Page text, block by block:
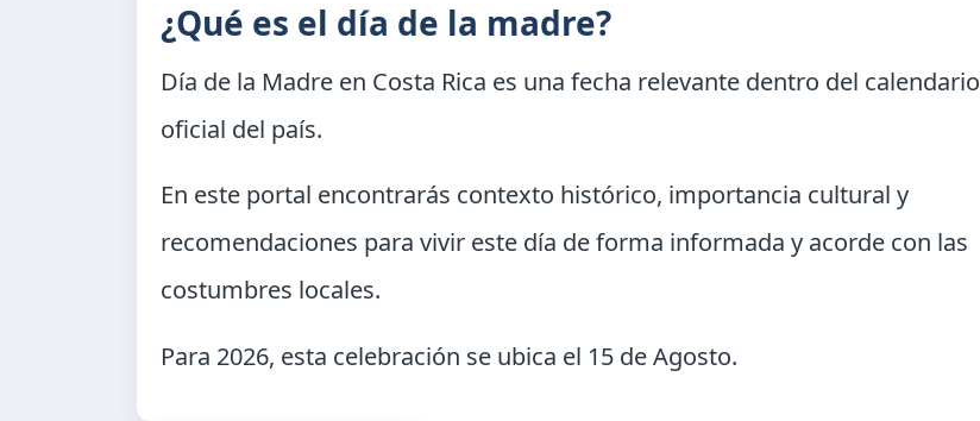
¿Qué es el día de la madre?
Día de la Madre en Costa Rica es una fecha relevante dentro del calendario
oficial del país.
En este portal encontrarás contexto histórico, importancia cultural y
recomendaciones para vivir este día de forma informada y acorde con las
costumbres locales.
Para 2026, esta celebración se ubica el 15 de Agosto.